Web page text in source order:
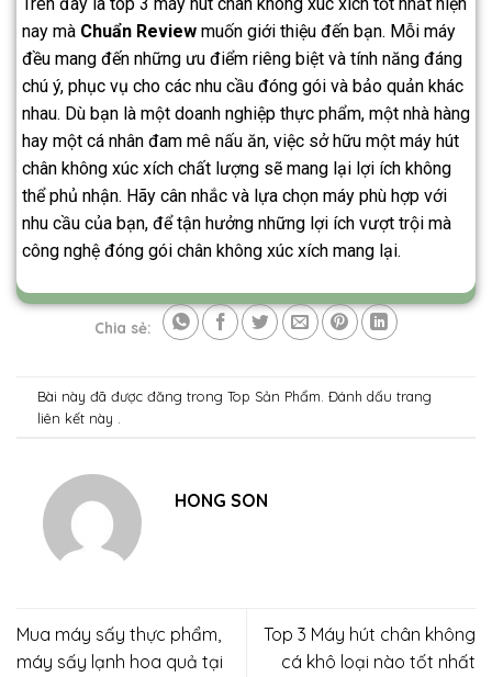
nay mà Chuẩn Review muốn giới thiệu đến bạn. Mỗi máy
đều mang đến những ưu điểm riêng biệt và tính năng đáng
chú ý, phục vụ cho các nhu cầu đóng gói và bảo quản khác
nhau. Dù bạn là một doanh nghiệp thực phẩm, một nhà hàng
hay một cá nhân đam mê nấu ăn, việc sở hữu một máy hút
chân không xúc xích chất lượng sẽ mang lại lợi ích không
thể phủ nhận. Hãy cân nhắc và lựa chọn máy phù hợp với
nhu cầu của bạn, để tận hưởng những lợi ích vượt trội mà
công nghệ đóng gói chân không xúc xích mang lại.
Chia sẻ:
Bài này đã được đăng trongTop Sản Phẩm . Đánh dấu trang
liên kết này .
HONG SON
Mua máy sấy thực phẩm,
máy sấy lạnh hoa quả tại
Top 3 Máy hút chân không
cá khô loại nào tốt nhất